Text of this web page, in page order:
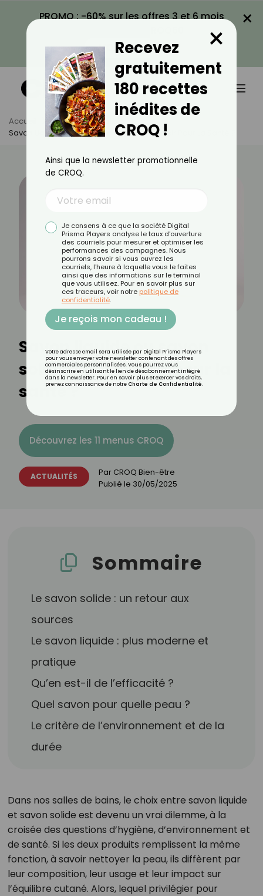
PROMO : -60% sur les offres 3 et 6 mois
VOIR LA PROMO
×
Accueil Actus
Actualités
Savon Liquide Ou Savon Solide : Que Choisir Pour La Santé ?
Savon liquide ou savon
solide : que choisir pour la
santé ?
Découvrez les 11 menus CROQ
ACTUALITÉS Par CROQ Bien-être
Publié le 30/05/2025
Sommaire
Le savon solide : un retour aux
sources
Le savon liquide : plus moderne et
pratique
Qu’en est-il de l’efficacité ?
Quel savon pour quelle peau ?
Le critère de l’environnement et de la
durée
Dans nos salles de bains, le choix entre savon liquide
et savon solide est devenu un vrai dilemme, à la
croisée des questions d’hygiène, d’environnement et
de santé. Si les deux produits remplissent la même
fonction, à savoir nettoyer la peau, ils diffèrent par
leur composition, leur usage et leur impact sur
l’équilibre cutané. Alors, lequel privilégier pour
Recevez
gratuitement
180 recettes
inédites de
CROQ !
×
Ainsi que la newsletter promotionnelle
de CROQ.
Je consens à ce que la société Digital
Prisma Players analyse le taux d'ouverture
des courriels pour mesurer et optimiser les
performances des campagnes. Nous
pourrons savoir si vous ouvrez les
courriels, l'heure à laquelle vous le faites
ainsi que des informations sur le terminal
que vous utilisez. Pour en savoir plus sur
ces traceurs, voir notre politique de
confidentialité.
Je reçois mon cadeau !
Votre adresse email sera utilisée par Digital Prisma Players
pour vous envoyer votre newsletter contenant des offres
commerciales personnalisées. Vous pourrez vous
désinscrire en utilisant le lien de désabonnement intégré
dans la newsletter. Pour en savoir plus et exercer vos droits,
prenez connaissance de notre Charte de Confidentialité.